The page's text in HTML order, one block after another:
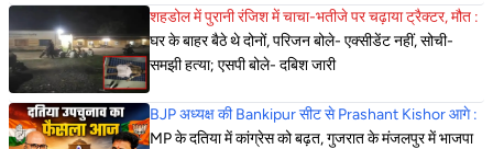
शहडोल में पुरानी रंजिश में चाचा-भतीजे पर चढ़ाया ट्रैक्टर, मौत :
घर के बाहर बैठे थे दोनों, परिजन बोले- एक्सीडेंट नहीं, सोची-
समझी हत्या; एसपी बोले- दबिश जारी
BJP अध्यक्ष की Bankipur सीट से Prashant Kishor आगे :
MP के दतिया में कांग्रेस को बढ़त, गुजरात के मंजलपुर में भाजपा